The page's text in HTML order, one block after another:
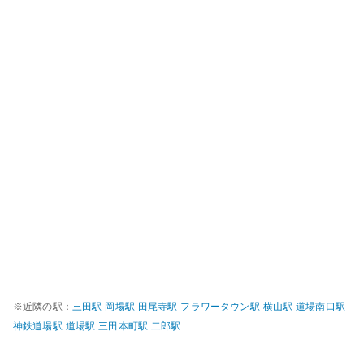
※近隣の駅： 三田駅 岡場駅 田尾寺駅 フラワータウン駅 横山駅 道場南口駅
神鉄道場駅 道場駅 三田本町駅 二郎駅